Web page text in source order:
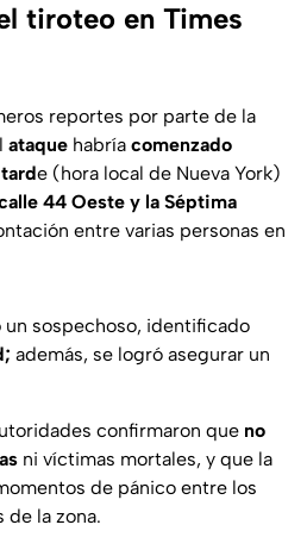
tiroteo en Times
reportes por parte de la
ataque habría comenzado
e (hora local de Nueva York)
44 Oeste y la Séptima
entre varias personas en
un sospechoso, identificado
además, se logró asegurar un
confirmaron que no
ni víctimas mortales, y que la
de pánico entre los
de la zona.